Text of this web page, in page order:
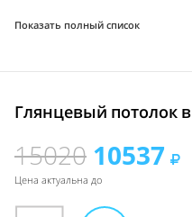
Показать полный список
Глянцевый потолок
15020 10537
Цена актуальна до